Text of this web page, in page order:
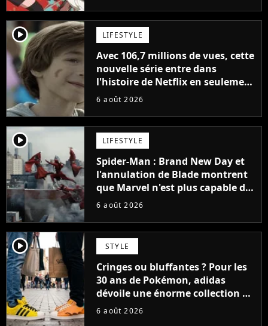
player2 LIFESTYLE
Avec 106,7 millions de vues, cette
nouvelle série entre dans
l'histoire de Netflix en seulement
48 jours
6 août 2026
player2 LIFESTYLE
Spider-Man : Brand New Day et
l'annulation de Blade montrent
que Marvel n'est plus capable de
faire quoi que ce soit de simple
6 août 2026
player2 STYLE
Cringes ou bluffantes ? Pour les
30 ans de Pokémon, adidas
dévoile une énorme collection de
sneakers et je ne sais pas quoi en
6 août 2026